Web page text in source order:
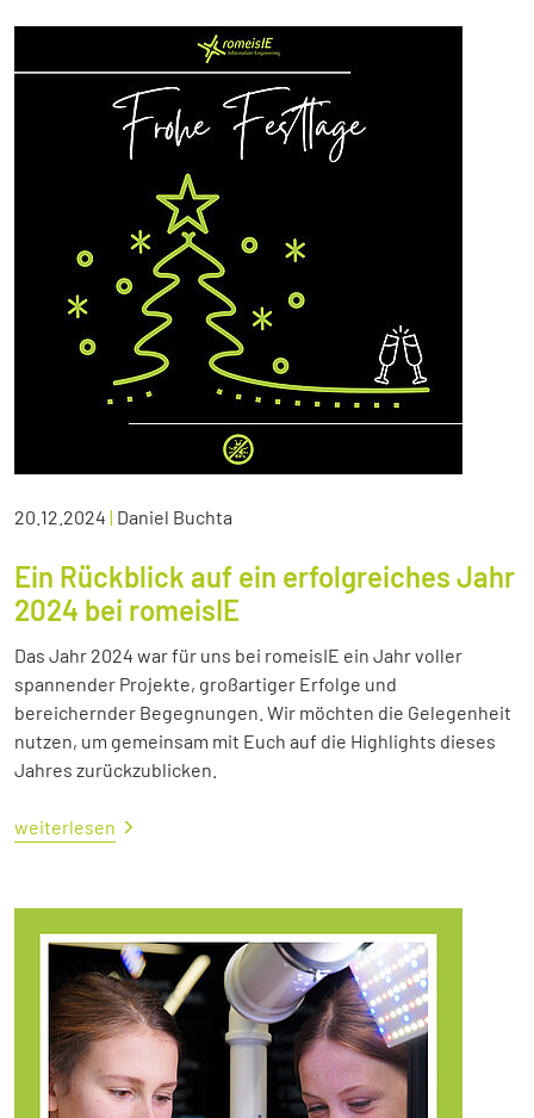
20.12.2024 | Daniel Buchta
Ein Rückblick auf ein erfolgreiches Jahr
2024 bei romeisIE
Das Jahr 2024 war für uns bei romeisIE ein Jahr voller
spannender Projekte, großartiger Erfolge und
bereichernder Begegnungen. Wir möchten die Gelegenheit
nutzen, um gemeinsam mit Euch auf die Highlights dieses
Jahres zurückzublicken.
weiterlesen